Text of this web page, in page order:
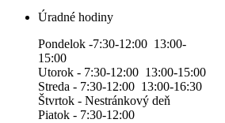
Úradné hodiny
Pondelok -7:30-12:00 13:00-
15:00
Utorok - 7:30-12:00 13:00-15:00
Streda - 7:30-12:00 13:00-16:30
Štvrtok - Nestránkový deň
Piatok - 7:30-12:00